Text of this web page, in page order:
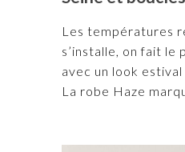
Les températures
s’installe, on fait le
avec un look
La robe Haze